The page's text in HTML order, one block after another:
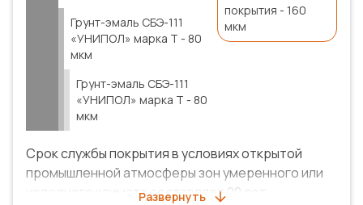
Грунт-эмаль СБЭ-111
«УНИПОЛ» марка Т - 80
мкм
Грунт-эмаль СБЭ-111
«УНИПОЛ» марка Т - 80
мкм
покрытия - 160
мкм
Срок службы покрытия в условиях открытой
промышленной атмосферы зон умеренного или
холодного климата составляет 20 лет
Развернуть